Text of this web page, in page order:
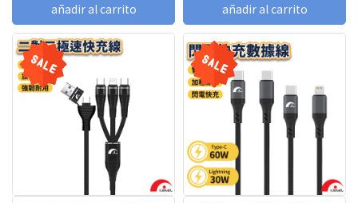
añadir al carrito añadir al carrito